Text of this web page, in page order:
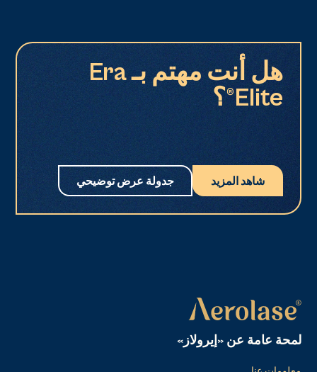
هل أنت مهتم بـ Era
Elite®؟
شاهد المزيد جدولة عرض توضيحي
لمحة عامة عن «إيرولاز»